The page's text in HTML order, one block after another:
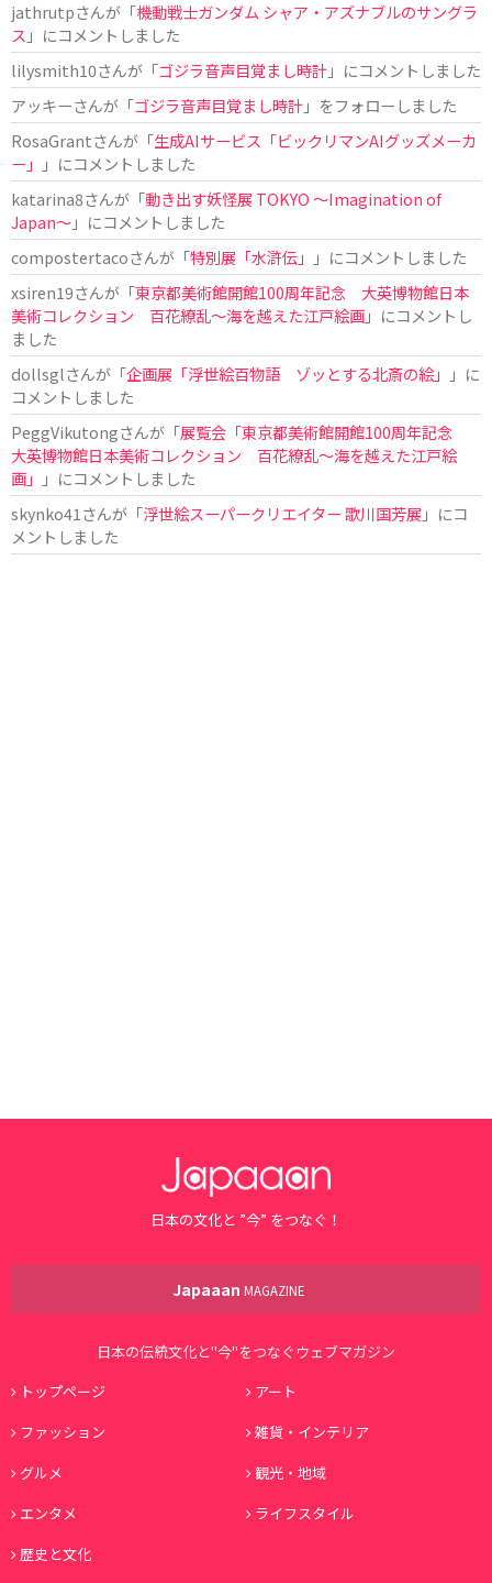
jathrutpさんが「機動戦士ガンダム シャア・アズナブルのサングラ
ス 」にコメントしました
lilysmith10さんが「ゴジラ音声目覚まし時計」にコメントしました
アッキーさんが「ゴジラ音声目覚まし時計」をフォローしました
RosaGrantさんが「生成AIサービス「ビックリマンAIグッズメーカ
ー」
」にコメントしました
katarina8さんが「動き出す妖怪展 TOKYO 〜Imagination of
Japan〜」にコメントしました
compostertacoさんが「特別展「水滸伝」
」にコメントしました
xsiren19さんが「東京都美術館開館100周年記念 大英博物館日本
美術コレクション 百花繚乱～海を越えた江戸絵画」にコメントし
ました
dollsglさんが「企画展「浮世絵百物語 ゾッとする北斎の絵」
」に
コメントしました
PeggVikutongさんが「展覧会「東京都美術館開館100周年記念
大英博物館日本美術コレクション 百花繚乱〜海を越えた江戸絵
画」
」にコメントしました
skynko41 さんが「浮世絵スーパークリエイター 歌川国芳展 」にコ
メントしました
日本の文化と ”今” をつなぐ！
Japaaan MAGAZINE
日本の伝統文化と"今"をつなぐウェブマガジン
トップページ
アート
ファッション
雑貨・インテリア
グルメ
観光・地域
エンタメ
ライフスタイル
歴史と文化